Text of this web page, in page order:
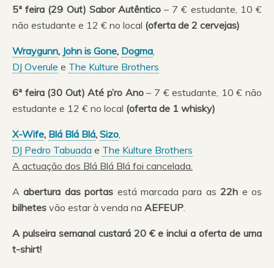
5ª feira (29 Out) Sabor Autêntico– 7 € estudante, 10 €
não estudante e 12 € no local (oferta de 2 cervejas)
Wraygunn, John is Gone, Dogma,
DJ Overule e The Kulture Brothers
6ª feira (30 Out) Até p’ro Ano– 7 € estudante, 10 € não
estudante e 12 € no local (oferta de 1 whisky)
X-Wife, Blá Blá Blá, Sizo,
DJ Pedro Tabuada e The Kulture Brothers
A actuação dos Blá Blá Blá foi cancelada.
Aabertura das portas está marcada para as 22h e os
bilhetes vão estar à venda na AEFEUP.
A pulseira semanal custará 20 € e inclui a oferta de uma
t-shirt!